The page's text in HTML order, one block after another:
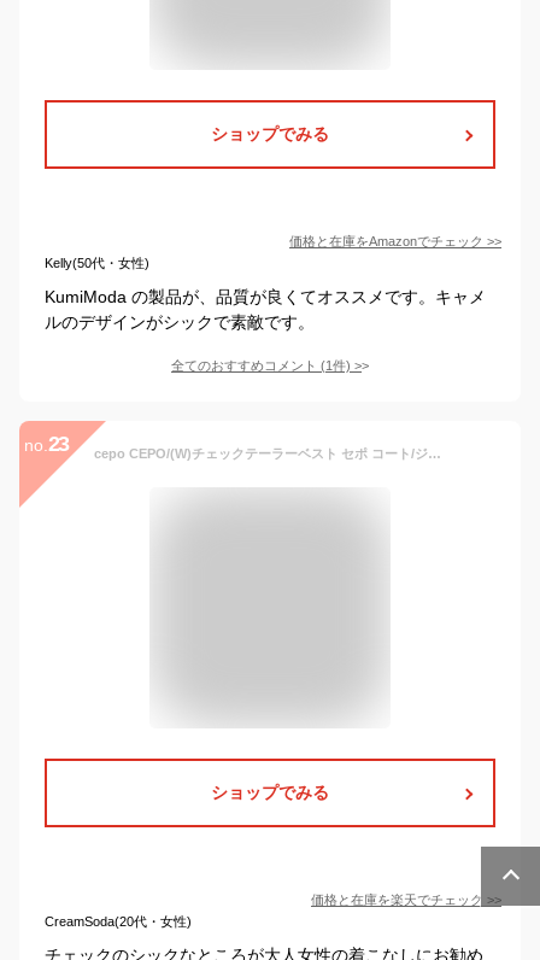
ショップでみる
価格と在庫をAmazonでチェック >>
Kelly(50代・女性)
KumiModa の製品が、品質が良くてオススメです。キャメ
ルのデザインがシックで素敵です。
全てのおすすめコメント (1件) >
no. 23 cepo CEPO/(W)チェックテーラーベスト セポ コート/ジャケット ベスト ブラウン グレー【送料無料】
ショップでみる
価格と在庫を楽天でチェック >>
CreamSoda(20代・女性)
チェックのシックなところが大人女性の着こなしにお勧め